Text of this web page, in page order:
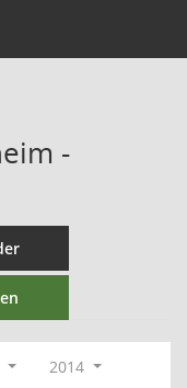
-
2014